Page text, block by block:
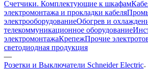
Счетчики. Комплектующие к шкафам
электромонтажа и прокладки кабеля
электрооборудованиеОбогрев и
телекоммуникационное оборудование
электромонтажаКрепежПрочие
светодиодная продукция
—
Розетки и Выключатели Schneider Electric